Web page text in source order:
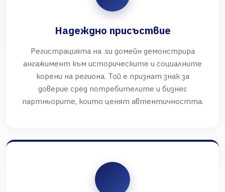
Надеждно присъствие
Регистрацията на .su домейн демонстрира
ангажимент към историческите и социалните
корени на региона. Той е признат знак за
доверие сред потребителите и бизнес
партньорите, които ценят автентичността.